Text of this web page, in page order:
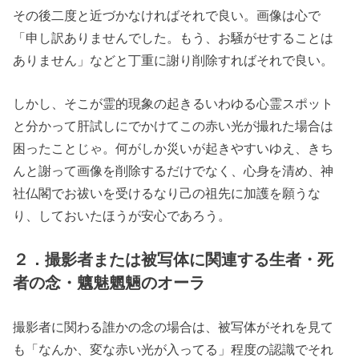
その後二度と近づかなければそれで良い。画像は心で
「申し訳ありませんでした。もう、お騒がせすることは
ありません」などと丁重に謝り削除すればそれで良い。
しかし、そこが霊的現象の起きるいわゆる心霊スポット
と分かって肝試しにでかけてこの赤い光が撮れた場合は
困ったことじゃ。何がしか災いが起きやすいゆえ、きち
んと謝って画像を削除するだけでなく、心身を清め、神
社仏閣でお祓いを受けるなり己の祖先に加護を願うな
り、しておいたほうが安心であろう。
２．撮影者または被写体に関連する生者・死
者の念・魑魅魍魎のオーラ
撮影者に関わる誰かの念の場合は、被写体がそれを見て
も「なんか、変な赤い光が入ってる」程度の認識でそれ